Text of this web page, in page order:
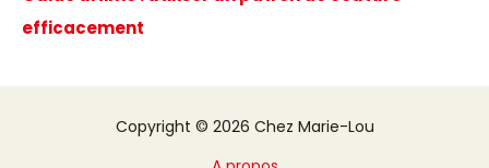
efficacement
Copyright © 2026 Chez Marie-Lou